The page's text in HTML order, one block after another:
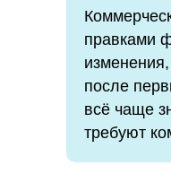
правками
изменения,
после
всё чаще
требуют